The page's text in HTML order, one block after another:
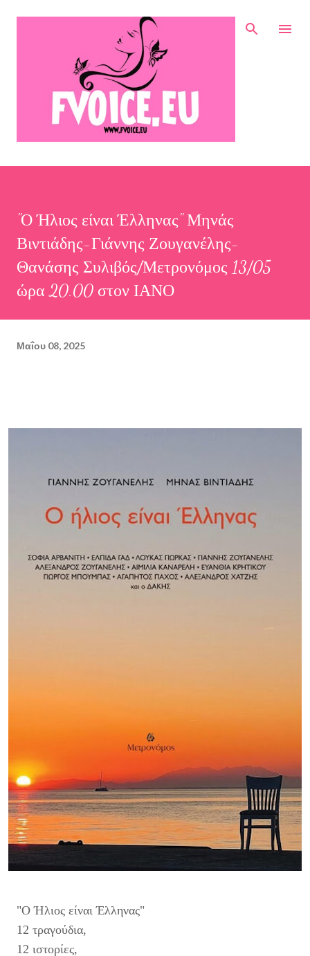
Μετάβαση στο κύριο περιεχόμενο
"Ο Ήλιος είναι Έλληνας" Μηνάς
Βιντιάδης-Γιάννης Ζουγανέλης-
Θανάσης Συλιβός/Μετρονόμος 13/05
ώρα 20.00 στον ΙΑΝΟ
Μαΐου 08, 2025
"Ο Ήλιος είναι Έλληνας"
12 τραγούδια,
12 ιστορίες,